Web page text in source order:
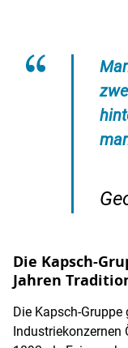
Die Kapsch-
Jahren
Die Kapsch-
Industriekonzernen